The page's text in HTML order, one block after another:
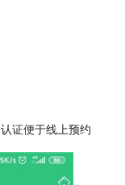
认证便于线上预约